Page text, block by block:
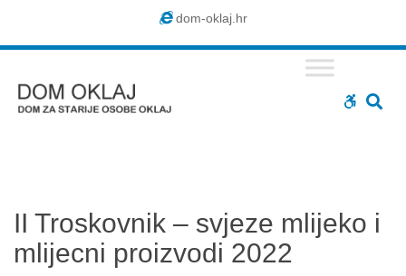
dom-oklaj.hr
WCAG
II Troskovnik – svjeze mlijeko i
mlijecni proizvodi 2022